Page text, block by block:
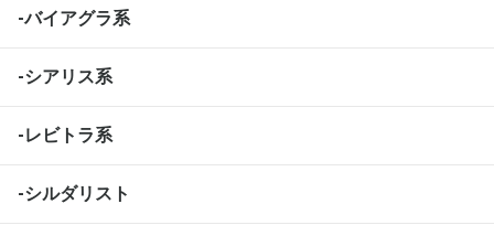
-バイアグラ系
-シアリス系
-レビトラ系
-シルダリスト